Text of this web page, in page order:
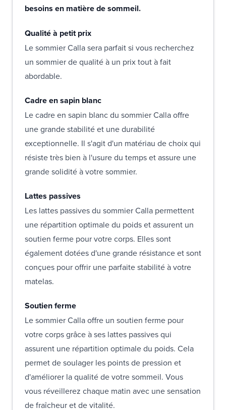
besoins en matière de sommeil.
Qualité à petit prix
Le sommier Calla sera parfait si vous recherchez
un sommier de qualité à un prix tout à fait
abordable.
Cadre en sapin blanc
Le cadre en sapin blanc du sommier Calla offre
une grande stabilité et une durabilité
exceptionnelle. Il s'agit d'un matériau de choix qui
résiste très bien à l'usure du temps et assure une
grande solidité à votre sommier.
Lattes passives
Les lattes passives du sommier Calla permettent
une répartition optimale du poids et assurent un
soutien ferme pour votre corps. Elles sont
également dotées d'une grande résistance et sont
conçues pour offrir une parfaite stabilité à votre
matelas.
Soutien ferme
Le sommier Calla offre un soutien ferme pour
votre corps grâce à ses lattes passives qui
assurent une répartition optimale du poids. Cela
permet de soulager les points de pression et
d'améliorer la qualité de votre sommeil. Vous
vous réveillerez chaque matin avec une sensation
de fraîcheur et de vitalité.